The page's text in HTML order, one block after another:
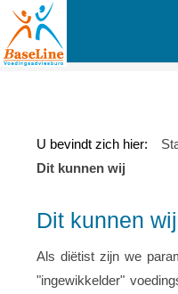
U bevindt zich hier:
Dit kunnen wij
Dit kunnen
Als diëtist zijn we
"ingewikkelder"